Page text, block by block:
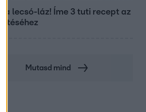
a lecsó-láz! Íme 3 tuti recept az
Mutasd mind